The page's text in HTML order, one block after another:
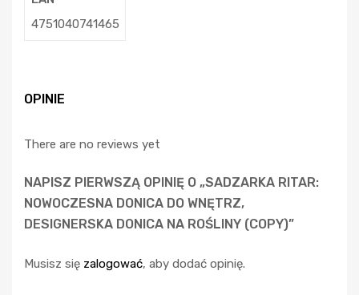
4751040741465
OPINIE
There are no reviews yet
NAPISZ PIERWSZĄ OPINIĘ O „SADZARKA RITAR:
NOWOCZESNA DONICA DO WNĘTRZ,
DESIGNERSKA DONICA NA ROŚLINY (COPY)”
Musisz się zalogować, aby dodać opinię.